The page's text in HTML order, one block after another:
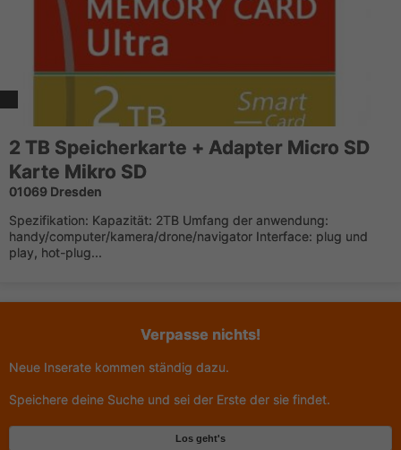
2 TB Speicherkarte + Adapter Micro SD
Karte Mikro SD
01069 Dresden
Spezifikation: Kapazität: 2TB Umfang der anwendung:
handy/computer/kamera/drone/navigator Interface: plug und
play, hot-plug...
Verpasse nichts!
Neue Inserate kommen ständig dazu.
Speichere deine Suche und sei der Erste der sie findet.
Los geht's